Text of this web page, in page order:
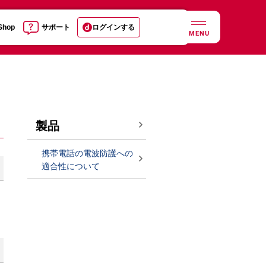
サポート ログインする
MENU
製品
携帯電話の電波防護への
適合性について